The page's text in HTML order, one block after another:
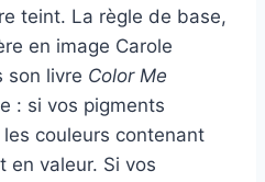
teint. La règle de base,
en image Carole
son livre Color Me
: si vos pigments
couleurs contenant
en valeur. Si vos